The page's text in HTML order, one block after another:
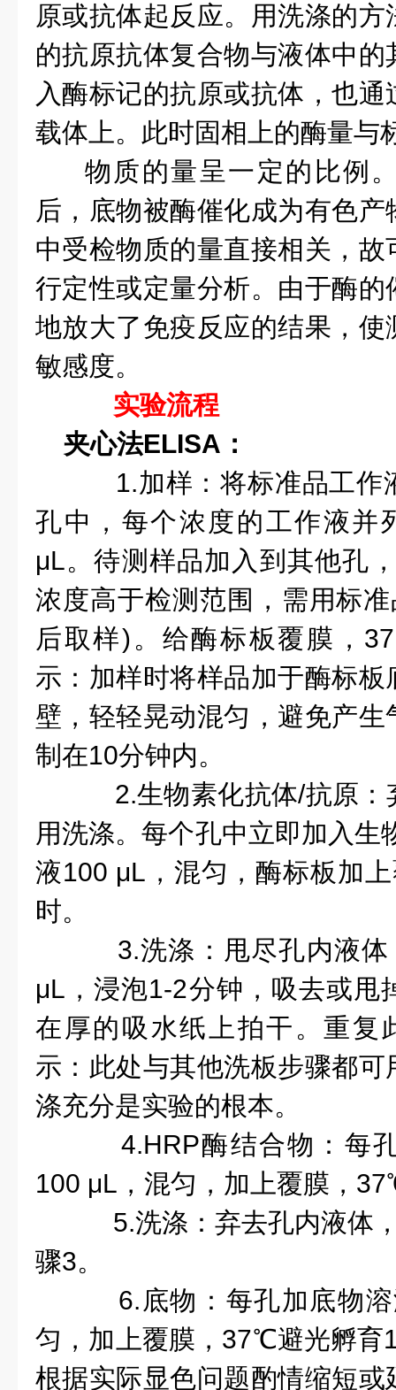
原或抗体起反应。用洗涤的
的抗原抗体复合物与液体中
入酶标记的抗原或抗体，也
载体上。此时固相上的酶量与
物质的量呈一定的比例
后，底物被酶催化成为有色
中受检物质的量直接相关，
行定性或定量分析。由于酶
地放大了免疫反应的结果，
敏感度。
实验流程
夹心法ELISA：
1.加样：将标准品工作
孔中，每个浓度的工作液并
μL。待测样品加入到其他孔
浓度高于检测范围，需用标
后取样)。给酶标板覆膜，
示：加样时将样品加于酶标
壁，轻轻晃动混匀，避免产
制在10分钟内。
2.生物素化抗体/抗原：
用洗涤。每个孔中立即加入生
液100 μL，混匀，酶标板加
时。
3.洗涤：甩尽孔内液体
μL，浸泡1-2分钟，吸去或甩
在厚的吸水纸上拍干。重复
示：此处与其他洗板步骤都
涤充分是实验的根本。
4.HRP酶结合物：每
100 μL，混匀，加上覆膜，
5.洗涤：弃去孔内液体
骤3。
6.底物：每孔加底物溶
匀，加上覆膜，37℃避光孵育
根据实际显色问题酌情缩短或